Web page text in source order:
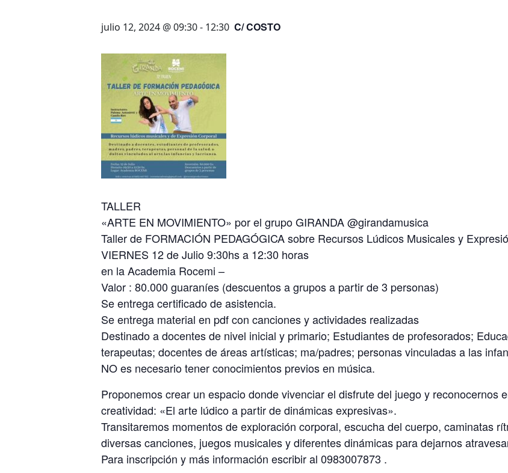
julio 12, 2024 @ 09:30- 12:30 C/ COSTO
TALLER
«ARTE EN MOVIMIENTO» por el grupo GIRANDA @girandamusica
Taller de FORMACIÓN PEDAGÓGICA sobre Recursos Lúdicos Musicales y
VIERNES 12 de Julio 9:30hs a 12:30 horas
en la Academia Rocemi –
Valor : 80.000 guaraníes (descuentos a grupos a partir de 3 personas)
Se entrega certificado de asistencia.
Se entrega material en pdf con canciones y actividades realizadas
Destinado a docentes de nivel inicial y primario; Estudiantes de profesorados;
terapeutas; docentes de áreas artísticas; ma/padres; personas vinculadas a las
NO es necesario tener conocimientos previos en música.
Proponemos crear un espacio donde vivenciar el disfrute del juego y reconocernos
creatividad: «El arte lúdico a partir de dinámicas expresivas».
Transitaremos momentos de exploración corporal, escucha del cuerpo, caminatas
diversas canciones, juegos musicales y diferentes dinámicas para dejarnos
Para inscripción y más información escribir al 0983007873 .